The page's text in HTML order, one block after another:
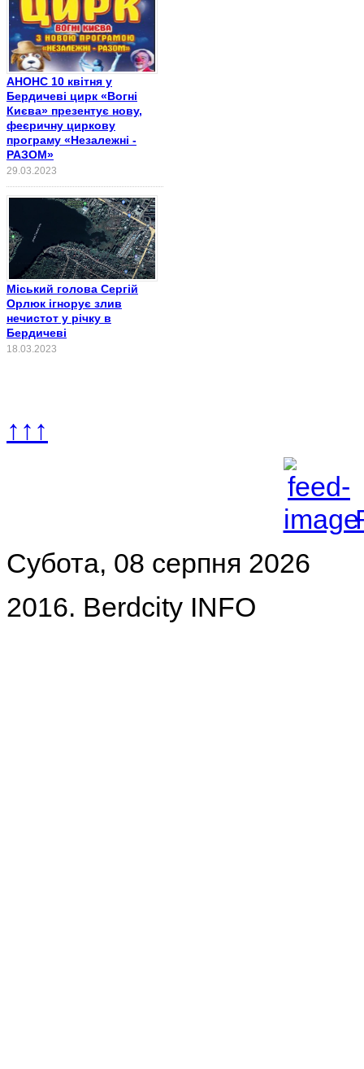
АНОНС 10 квітня у
Бердичеві цирк «Вогні
Києва» презентує нову,
феєричну циркову
програму «Незалежні -
РАЗОМ»
29.03.2023
Міський голова Сергій
Орлюк ігнорує злив
нечистот у річку в
Бердичеві
18.03.2023
↑↑↑
Субота, 08 серпня 2026
2016. Berdcity INFO